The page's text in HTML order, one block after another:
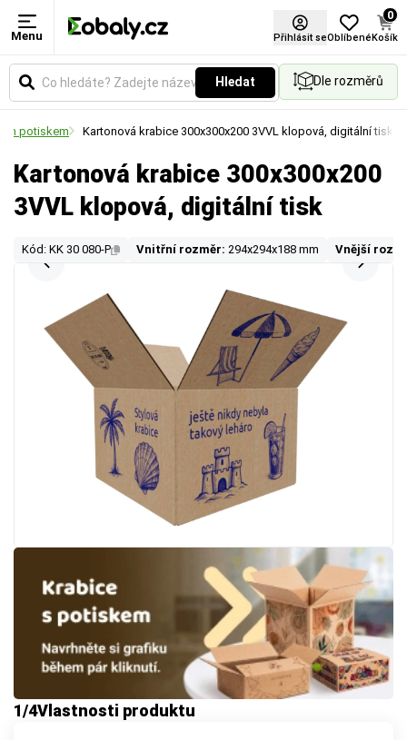
Menu Přihlásit seOblíbené
0
Košík
Hledat Dle rozměrů
potiskem Kartonová krabice 300x300x200 3VVL klopová, digitální tisk
Kartonová krabice 300x300x200
3VVL klopová, digitální tisk
Kód: KK 30 080-P Vnitřní rozměr: 294x294x188 mm Vnější
1/4Vlastnosti produktu